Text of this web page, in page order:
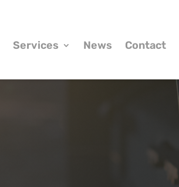
Services News Contact